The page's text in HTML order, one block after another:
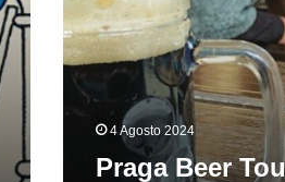
birrerie
storiche
4 Agosto 2024
Praga Beer